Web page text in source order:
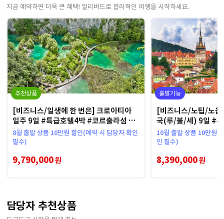
지금 예약하면 더욱 큰 혜택! 얼리버드로 합리적인 여행을 시작하세요.
추천상품
[비즈니스/일생에 한 번은] 크로아티아
일주 9일 #특급호텔4박 #코르출라섬 #
두브로브니크 자유시간
8월 출발 상품 10만원 할인(예약 시 담당자 확인
필수)
9,790,000원
출발가능
[비즈니스/노팁/노
국(루/불/세) 9일 #
원 #브란성
10월 출발 상품 10만원
인 필수)
8,390,000원
담당자 추천상품